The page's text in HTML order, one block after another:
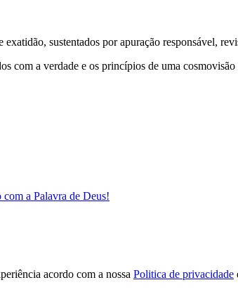
sustentados por apuração responsável,
com a verdade e os princípios de uma cosmovisão
a Palavra de Deus!
acordo com a nossa Politica de privacidade